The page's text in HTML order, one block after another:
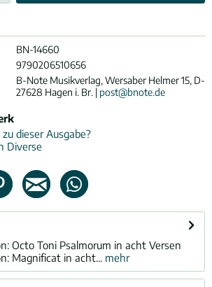
BN-14660
9790206510656
B-Note Musikverlag, Wersaber Helmer 15, D-
27628 Hagen i. Br. | post@bnote.de
dieser Ausgabe?
Diverse
Octo Toni Psalmorum in acht Versen
Magnificat in acht... mehr